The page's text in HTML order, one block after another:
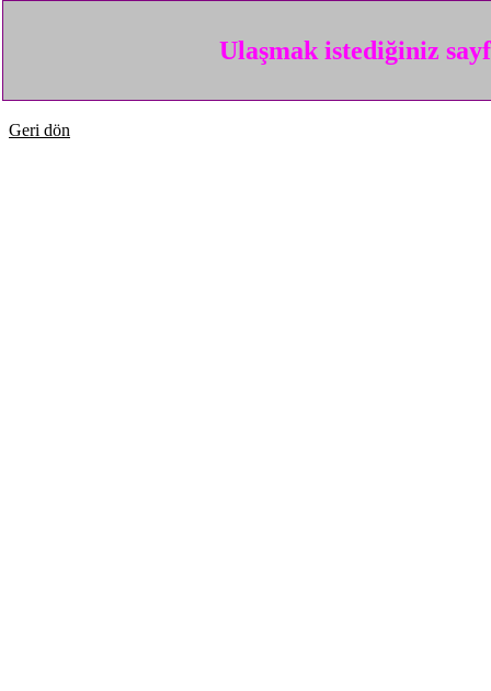
Ulaşmak istediğiniz
Geri dön